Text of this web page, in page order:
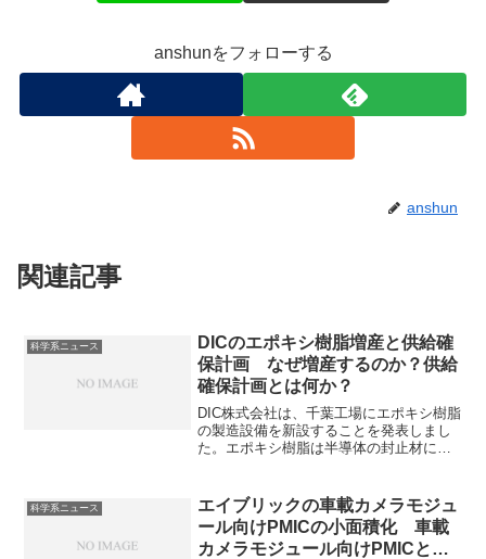
anshunをフォローする
anshun
関連記事
科学系ニュース
DICのエポキシ樹脂増産と供給確
保計画 なぜ増産するのか？供給
確保計画とは何か？
DIC株式会社は、千葉工場にエポキシ樹脂
の製造設備を新設することを発表しまし
た。エポキシ樹脂は半導体の封止材に電
ポキシ樹脂の需要が増加しています。エ
ポキシ樹脂の性能向上の方法や供給確保
計画とは何かを知ることができます。
科学系ニュース
エイブリックの車載カメラモジュ
ール向けPMICの小面積化 車載
カメラモジュール向けPMICとは